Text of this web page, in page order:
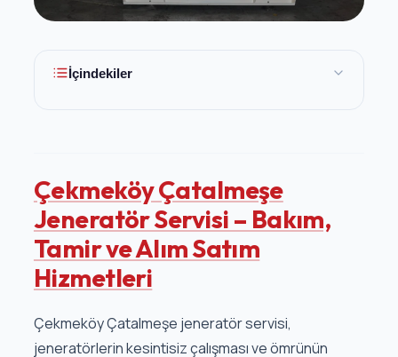
İçindekiler
Çekmeköy Çatalmeşe
Jeneratör Servisi – Bakım,
Tamir ve Alım Satım
Hizmetleri
Çekmeköy Çatalmeşe jeneratör servisi,
jeneratörlerin kesintisiz çalışması ve ömrünün